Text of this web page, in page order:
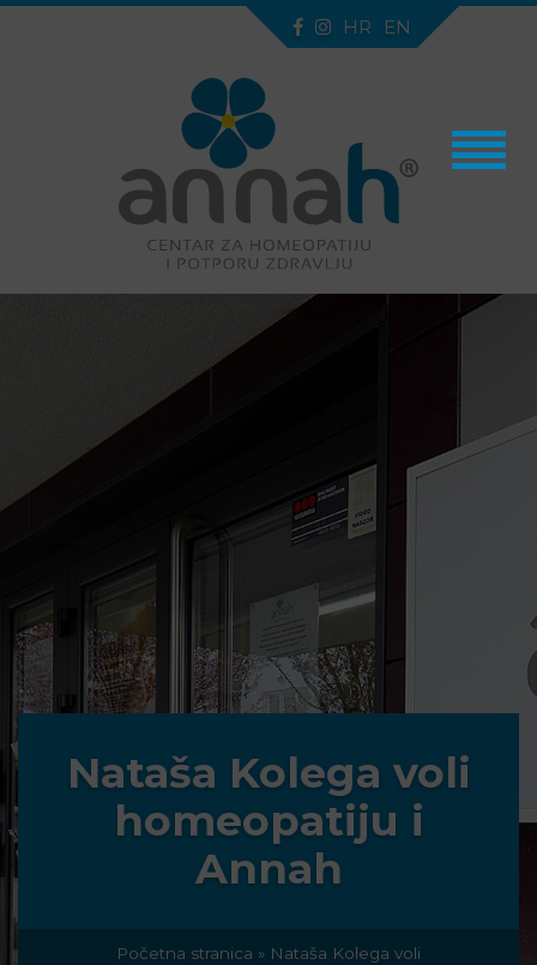
HR EN
Nataša Kolega voli
homeopatiju i
Annah
Početna stranica » Nataša Kolega voli